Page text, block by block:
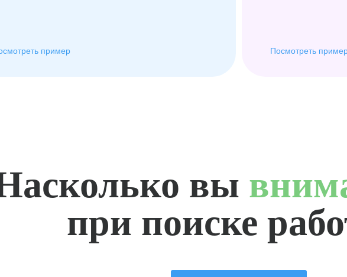
пример Посмотреть
вы
при поиске